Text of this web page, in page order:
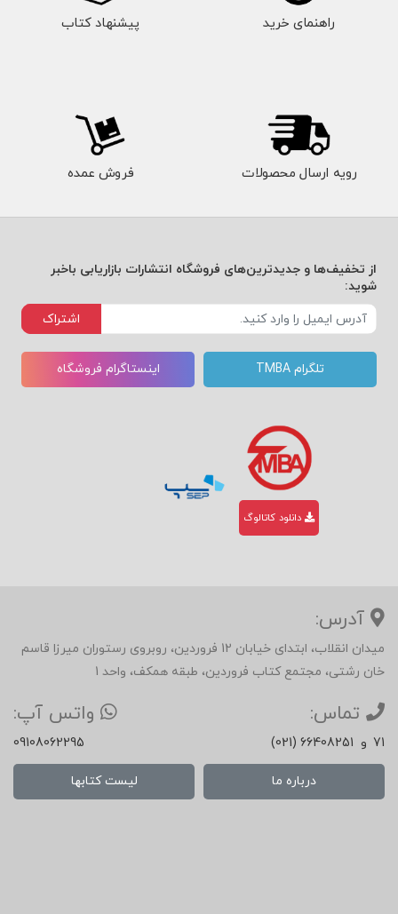
راهنمای خرید پیشنهاد کتاب
رویه ارسال محصولات فروش عمده
از تخفیف‌ها و جدیدترین‌های فروشگاه انتشارات بازاریابی باخبر
شوید:
اشتراک
تلگرام TMBA اینستاگرام فروشگاه
دانلود کاتالوگ
آدرس:
میدان انقلاب، ابتدای خیابان 12 فروردین، روبروی رستوران میرزا قاسم
خان رشتی، مجتمع کتاب فروردین، طبقه همکف، واحد 1
تماس:
(021) 66408251 و 71
واتس آپ:
09108062295
درباره ما لیست کتابها